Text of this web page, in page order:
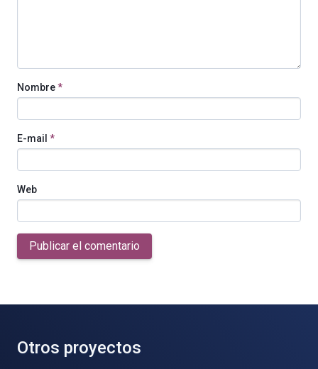
Nombre*
E-mail *
Web
Publicar el comentario
Otros proyectos